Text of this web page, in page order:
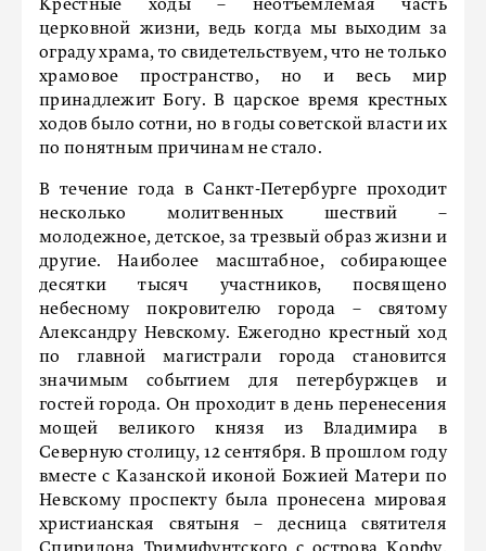
Крестные ходы – неотъемлемая часть
церковной жизни, ведь когда мы выходим за
ограду храма, то свидетельствуем, что не только
храмовое пространство, но и весь мир
принадлежит Богу. В царское время крестных
ходов было сотни, но в годы советской власти их
по понятным причинам не стало.
В течение года в Санкт-Петербурге проходит
несколько молитвенных шествий –
молодежное, детское, за трезвый образ жизни и
другие. Наиболее масштабное, собирающее
десятки тысяч участников, посвящено
небесному покровителю города – святому
Александру Невскому. Ежегодно крестный ход
по главной магистрали города становится
значимым событием для петербуржцев и
гостей города. Он проходит в день перенесения
мощей великого князя из Владимира в
Северную столицу, 12 сентября. В прошлом году
вместе с Казанской иконой Божией Матери по
Невскому проспекту была пронесена мировая
христианская святыня – десница святителя